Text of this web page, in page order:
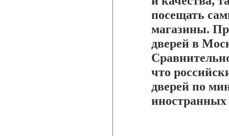
посещать
магазины.
дверей в
что
дверей по
иностранных